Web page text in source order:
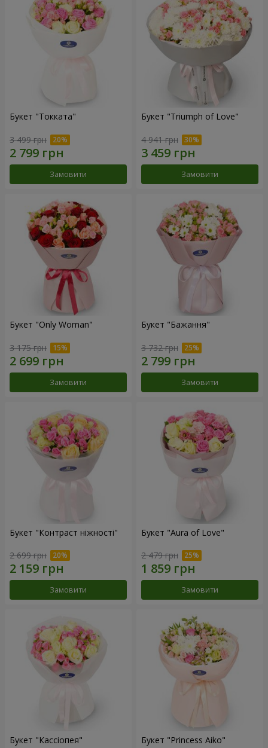
Букет "Токката"
3 499 грн
Замовити
Букет "Triumph of Love"
4 941 грн
Замовити
Букет "Only Woman"
3 175 грн
Замовити
Букет "Бажання"
3 732 грн
Замовити
Букет "Контраст ніжності"
2 699 грн
Замовити
Букет "Aura of Love"
2 479 грн
Замовити
Букет "Кассіопея" Букет "Princess Aiko"